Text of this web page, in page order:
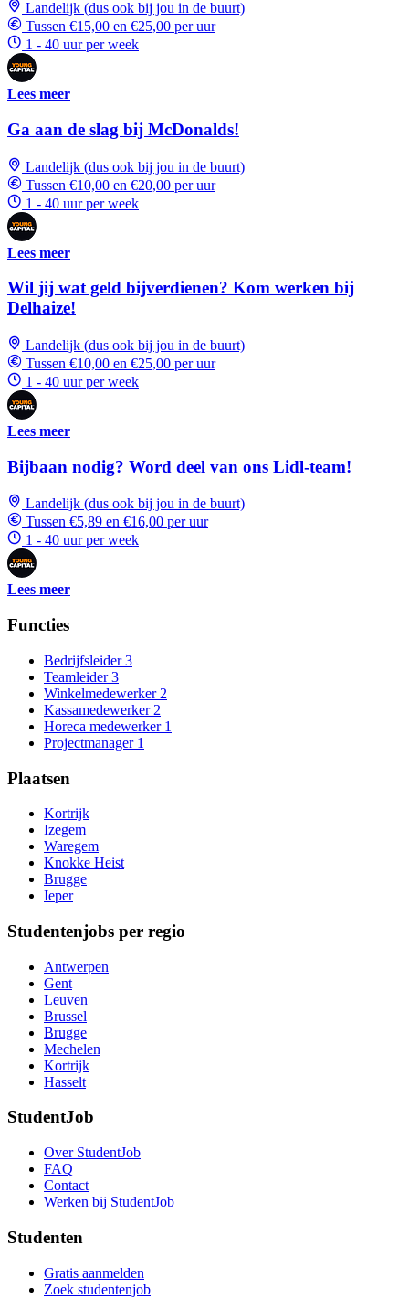
Landelijk (dus ook bij jou in de buurt)
Tussen €15,00 en €25,00 per uur
1 - 40 uur per week
Lees meer
Ga aan de slag bij McDonalds!
Landelijk (dus ook bij jou in de buurt)
Tussen €10,00 en €20,00 per uur
1 - 40 uur per week
Lees meer
Wil jij wat geld bijverdienen? Kom werken bij
Delhaize!
Landelijk (dus ook bij jou in de buurt)
Tussen €10,00 en €25,00 per uur
1 - 40 uur per week
Lees meer
Bijbaan nodig? Word deel van ons Lidl-team!
Landelijk (dus ook bij jou in de buurt)
Tussen €5,89 en €16,00 per uur
1 - 40 uur per week
Lees meer
Functies
Bedrijfsleider 3
Teamleider 3
Winkelmedewerker 2
Kassamedewerker 2
Horeca medewerker 1
Projectmanager 1
Plaatsen
Kortrijk
Izegem
Waregem
Knokke Heist
Brugge
Ieper
Studentenjobs per regio
Antwerpen
Gent
Leuven
Brussel
Brugge
Mechelen
Kortrijk
Hasselt
StudentJob
Over StudentJob
FAQ
Contact
Werken bij StudentJob
Studenten
Gratis aanmelden
Zoek studentenjob